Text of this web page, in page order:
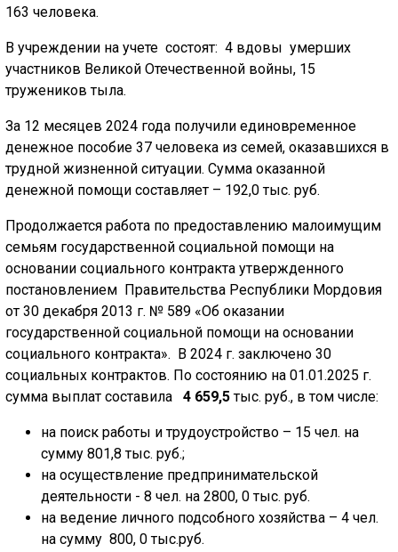
163 человека.
В учреждении на учете состоят: 4 вдовы умерших
участников Великой Отечественной войны, 15
тружеников тыла.
За 12 месяцев 2024 года получили единовременное
денежное пособие 37 человека из семей, оказавшихся в
трудной жизненной ситуации. Сумма оказанной
денежной помощи составляет – 192,0 тыс. руб.
Продолжается работа по предоставлению малоимущим
семьям государственной социальной помощи на
основании социального контракта утвержденного
постановлением Правительства Республики Мордовия
от 30 декабря 2013 г. № 589 «Об оказании
государственной социальной помощи на основании
социального контракта». В 2024 г. заключено 30
социальных контрактов. По состоянию на 01.01.2025 г.
сумма выплат составила
4 659,5тыс. руб., в том числе:
на поиск работы и трудоустройство – 15 чел. на
сумму 801,8 тыс. руб.;
на осуществление предпринимательской
деятельности - 8 чел. на 2800, 0 тыс. руб.
на ведение личного подсобного хозяйства – 4 чел.
на сумму 800, 0 тыс.руб.